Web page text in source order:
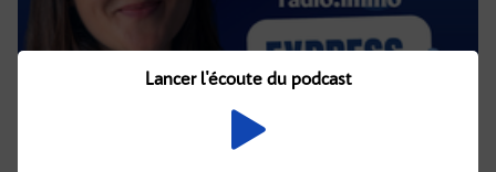
Lancer l'écoute du podcast